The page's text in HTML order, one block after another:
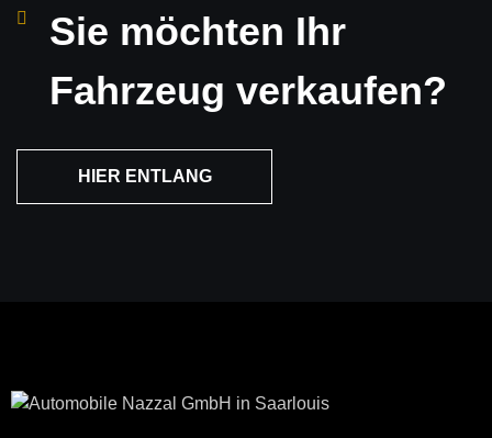
Sie möchten Ihr
Fahrzeug verkaufen?
HIER ENTLANG